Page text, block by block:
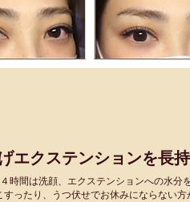
エクステンションを長
時間は洗顔、エクステンションへの水分
すったり、うつ伏せでお休みにならない方